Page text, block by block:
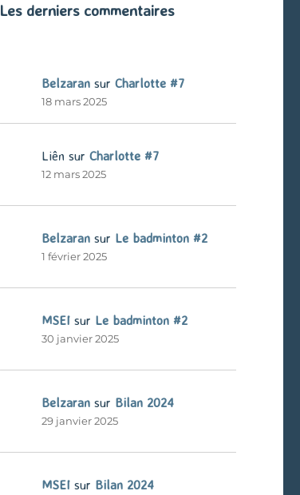
Les derniers commentaires
Belzaransur Charlotte #7
18 mars 2025
Liên sur Charlotte #7
12 mars 2025
Belzaransur Le badminton #2
1 février 2025
MSEIsur Le badminton #2
30 janvier 2025
Belzaransur Bilan 2024
29 janvier 2025
MSEIsur Bilan 2024